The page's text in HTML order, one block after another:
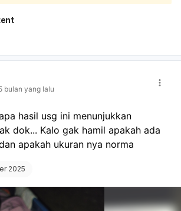
menyusui. Jenis KB yang umumnya
menyusui adalah pil KB mini (yang tidak
6 minggu setelah melahirkan.
6-8 minggu setelahnya. Sangat penting
dengan dokter untuk menentukan
sesuai dengan kondisi kesehatan
dan rutinitas menyusui Anda.
memilih metode yang paling
untuk Anda.
bulan yang lalu
hasil usg ini menunjukkan
dok... Kalo gak hamil apakah ada
apakah ukuran nya norma
2025